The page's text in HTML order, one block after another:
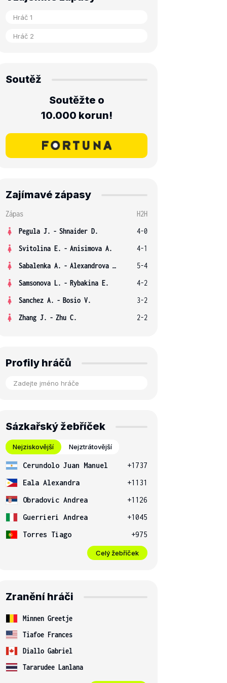
Soutěž
Soutěžte o
10.000 korun!
Zajímavé zápasy
Zápas
H2H
Pegula J. - Shnaider D.
4-0
Svitolina E. - Anisimova A.
4-1
Sabalenka A. - Alexandrova E.
5-4
Samsonova L. - Rybakina E.
4-2
Sanchez A. - Bosio V.
3-2
Zhang J. - Zhu C. 2-2
Profily hráčů
Sázkařský žebříček
Nejziskovější Nejztrátovější
Cerundolo Juan Manuel
+1737
Eala Alexandra
+1131
Obradovic Andrea
+1126
Guerrieri Andrea
+1045
Torres Tiago
+975
Celý žebříček
Zranění hráči
Minnen Greetje
Tiafoe Frances
Diallo Gabriel
Tararudee Lanlana